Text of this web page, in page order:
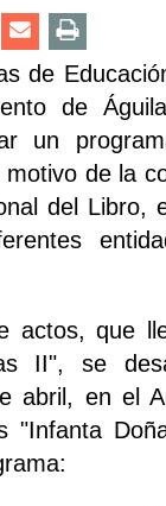
de
de
un
de la
del Libro,
actos, que
II", se
abril, en el
"Infanta